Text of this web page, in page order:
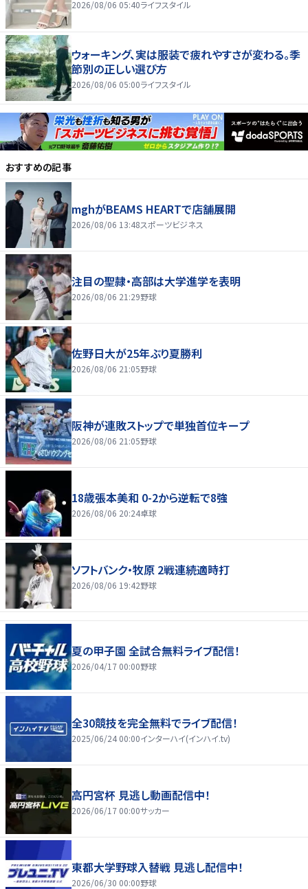
2026/08/06 05:40ライフスタイル
ウォーキング、実は服装で疲れやすさが変わる。季
節別の正しい選び方
2026/08/06 05:00ライフスタイル
おすすめの記事
mghがBEAMS HEARTで店舗展開
2026/08/06 13:48スポーツビジネス
注目の聖隷・高部は大学進学を表明
2026/08/06 21:29野球
佐野日大が25年ぶり夏勝利
2026/08/06 21:05野球
阪神が連敗ストップで単独首位キープ
2026/08/06 21:05野球
18歳張本美和 0-2から逆転で8強
2026/08/06 20:24卓球
ソフトバンク・牧原 2戦連続適時打
2026/08/06 19:42野球
夏の甲子園 全試合無料ライブ配信！
2026/04/17 00:00野球
全30競技を完全無料でライブ配信！
2025/06/24 00:00インターハイ(インハイ.tv)
高円宮杯 見逃し動画配信中！
2026/06/17 00:00サッカー
東都大学野球入替戦 見逃し配信中！
2026/06/30 00:00野球